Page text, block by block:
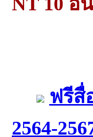
ฟรีสื่
2564-